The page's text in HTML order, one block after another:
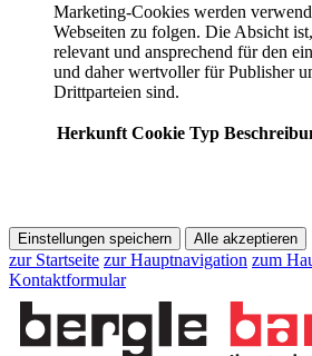
Marketing-Cookies werden
Webseiten zu folgen. Die Absicht
relevant und ansprechend für den
und daher wertvoller für Publisher
Drittparteien sind.
Herkunft Cookie Typ
Einstellungen speichern Alle akzeptieren
zur Startseite zur Hauptnavigation zum
Kontaktformular